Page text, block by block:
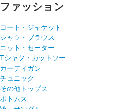
ファッション
コート・ジャケット
シャツ・ブラウス
ニット・セーター
Tシャツ・カットソー
カーディガン
チュニック
その他トップス
ボトムス